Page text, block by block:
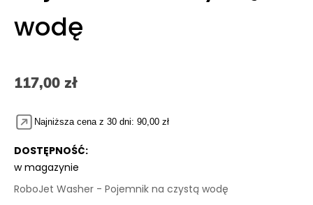
wodę
117,00 zł
Najniższa cena z 30 dni: 90,00 zł
DOSTĘPNOŚĆ:
w magazynie
RoboJet Washer - Pojemnik na czystą wodę